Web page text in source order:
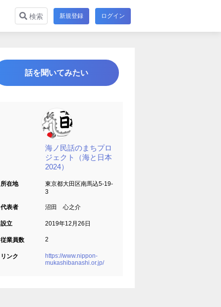
検索 新規登録 ログイン
話を聞いてみたい
海ノ民話のまちプロ
ジェクト（海と日本
2024）
所在地
東京都大田区南馬込5-19-
3
代表者 沼田 心之介
設立 2019年12月26日
従業員数 2
リンク
https://www.nippon-
mukashibanashi.or.jp/